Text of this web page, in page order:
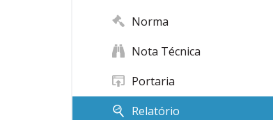
Norma
Nota Técnica
Portaria
Relatório